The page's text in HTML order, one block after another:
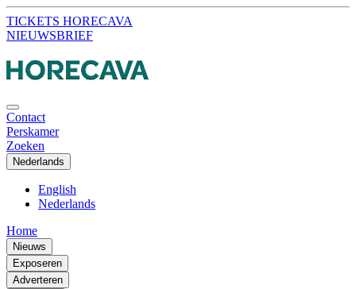
TICKETS HORECAVA
NIEUWSBRIEF
Contact
Perskamer
Zoeken
Nederlands
English
Nederlands
Home
Nieuws
Exposeren
Adverteren